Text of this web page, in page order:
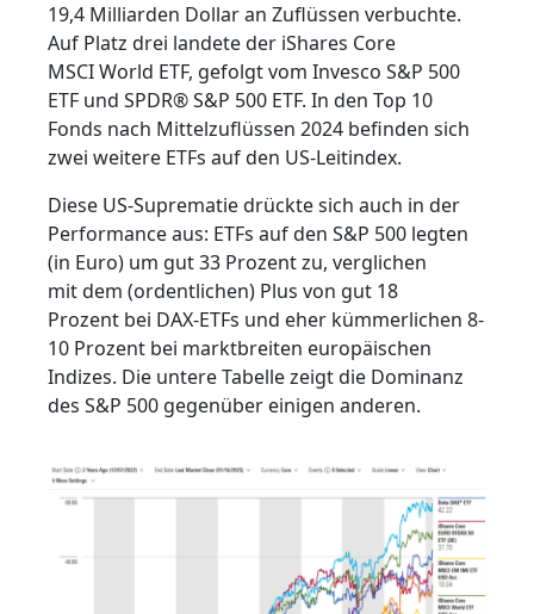
19,4 Milliarden Dollar an Zuflüssen verbuchte.
Auf Platz drei landete der iShares Core
MSCIWorld ETF, gefolgt vom Invesco S&P 500
ETF und SPDR® S&P 500 ETF. In den Top 10
Fonds nach Mittelzuflüssen 2024 befinden sich
zwei weitere ETFs auf den US-Leitindex.
Diese US-Suprematie drückte sich auch in der
Performanceaus: ETFs auf den S&P 500 legten
(in Euro) um gut33 Prozent zu, verglichen
mitdem (ordentlichen) Plus von gut 18
Prozent bei DAX-ETFs und eher kümmerlichen 8-
10 Prozent bei marktbreiten europäischen
Indizes. Die untere Tabelle zeigt die Dominanz
des S&P 500 gegenüber einigen anderen.